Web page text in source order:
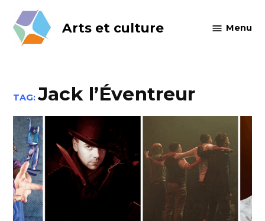
content
Arts et culture Menu
TAG:Jack l’Éventreur